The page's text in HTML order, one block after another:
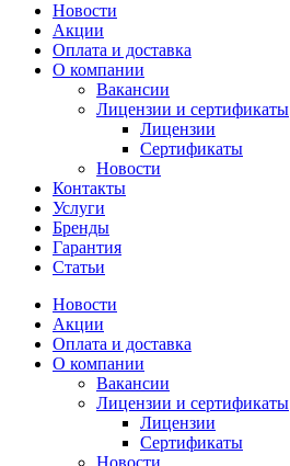
Новости
Акции
Оплата и доставка
О компании
Вакансии
Лицензии и сертификаты
Лицензии
Сертификаты
Новости
Контакты
Услуги
Бренды
Гарантия
Статьи
Новости
Акции
Оплата и доставка
О компании
Вакансии
Лицензии и сертификаты
Лицензии
Сертификаты
Новости